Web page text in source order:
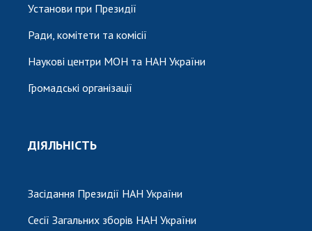
Установи при Президії
Ради, комітети та комісії
Наукові центри МОН та НАН України
Громадські організації
ДІЯЛЬНІСТЬ
Засідання Президії НАН України
Сесії Загальних зборів НАН України